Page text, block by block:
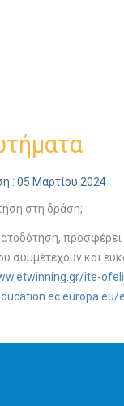
: 05 Μαρτίου 2024
στη δράση;
συμμέτεχουν και
ite-